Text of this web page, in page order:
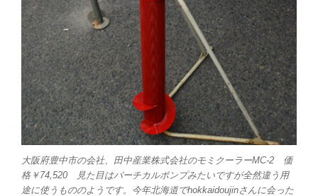
大阪府豊中市の会社、田中産業株式会社のモミクーラーMC-2 価
格￥74,520 見た目はバーチカルポンプみたいですが全然違う用
途に使うもののようです。今年北海道でhokkaidoujinさんに会った